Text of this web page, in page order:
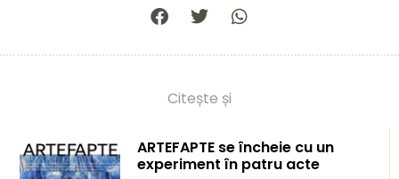
Citește și
ARTEFAPTE se încheie cu un
experiment în patru acte